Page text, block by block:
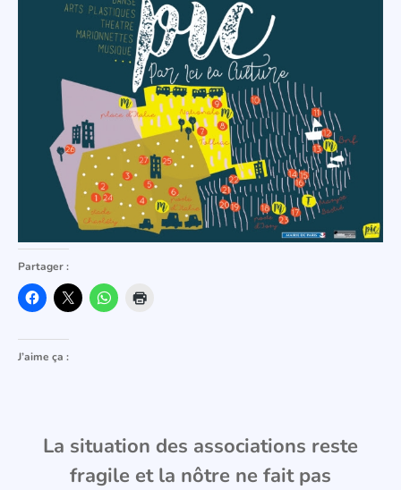
Partager :
J’aime ça :
La situation des associations reste
fragile et la nôtre ne fait pas